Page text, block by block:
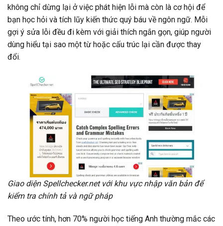
không chỉ dừng lại ở việc phát hiện lỗi mà còn là cơ hội để
bạn học hỏi và tích lũy kiến thức quý báu về ngôn ngữ. Mỗi
gợi ý sửa lỗi đều đi kèm với giải thích ngắn gọn, giúp người
dùng hiểu tại sao một từ hoặc cấu trúc lại cần được thay
đổi.
Giao diện Spellchecker.net với khu vực nhập văn bản để
kiểm tra chính tả và ngữ pháp
Theo ước tính, hơn 70% người học tiếng Anh thường mắc các